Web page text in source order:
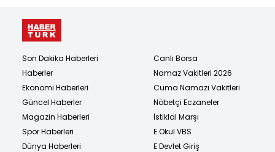
Son Dakika Haberleri
Haberler
Ekonomi Haberleri
Güncel Haberler
Magazin Haberleri
Spor Haberleri
Dünya Haberleri
Canlı Borsa
Namaz Vakitleri 2026
Cuma Namazı Vakitleri
Nöbetçi Eczaneler
İstiklal Marşı
E Okul VBS
E Devlet Giriş